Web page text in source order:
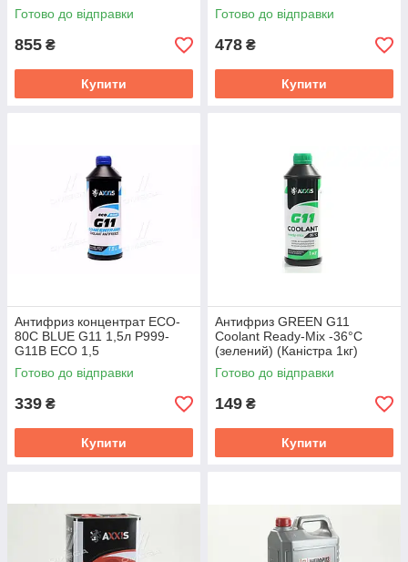
Готово до відправки
855 ₴
Купити
Готово до відправки
478 ₴
Купити
Антифриз концентрат ECO-
80C BLUE G11 1,5л P999-
G11B ECO 1,5
Готово до відправки
339 ₴
Купити
Антифриз GREEN G11
Сoolant Ready-Mix -36°C
(зелений) (Каністра 1кг)
P999-G11Gr RDM1
Готово до відправки
149 ₴
Купити